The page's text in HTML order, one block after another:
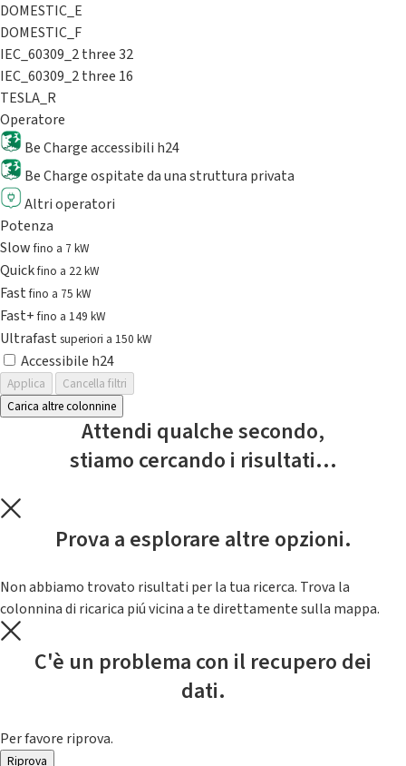
DOMESTIC_E
DOMESTIC_F
IEC_60309_2 three 32
IEC_60309_2 three 16
TESLA_R
Operatore
Be Charge accessibili h24
Be Charge ospitate da una struttura privata
Altri operatori
Potenza
Slowfino a 7 kW
Quickfino a 22 kW
Fastfino a 75 kW
Fast+fino a 149 kW
Ultrafast superiori a 150 kW
Accessibile h24
Applica
Cancella filtri
Carica altre colonnine
Attendi qualche secondo,
stiamo cercando i risultati...
Prova a esplorare altre opzioni.
Non abbiamo trovato risultati per la tua ricerca. Trova la
colonnina di ricarica piú vicina a te direttamente sulla mappa.
C'è un problema con il recupero dei
dati.
Per favore riprova.
Riprova